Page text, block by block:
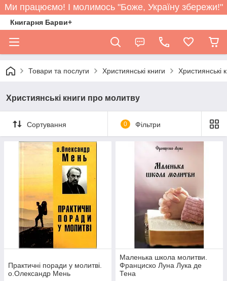
Ми працюємо! І молимось "Боже, Україну збережи!"
Книгарня Барви+
Товари та послуги Християнські книги Християнські
Християнські книги про молитву
Сортування 0 Фільтри
Практичні поради у молитві.
о.Олександр Мень
Маленька школа молитви.
Франциско Луна Лука де
Тена